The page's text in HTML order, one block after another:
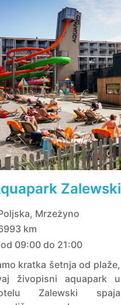
Zalewski
Mrzeżyno
km
od 09:00 do 21:00
kratka šetnja od plaže,
živopisni aquapark u
Zalewski spaja